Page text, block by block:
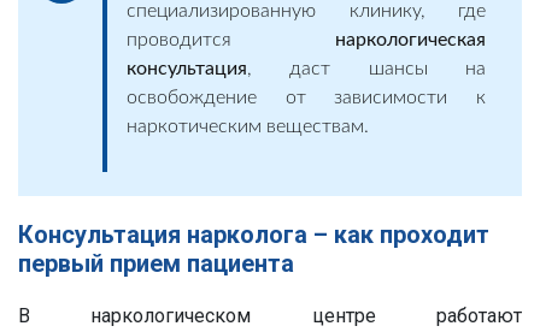
специализированную клинику, где
проводится наркологическая
консультация, даст шансы на
освобождение от зависимости к
наркотическим веществам.
Консультация нарколога – как проходит
первый прием пациента
В наркологическом центре работают